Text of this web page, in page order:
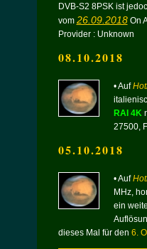
DVB-S2 8PSK ist
vom 26.09.2018On
Provider : Unknown
08.10.2018
• Auf
RAI 4K
27500,
05.10.2018
• Auf
MHz,
ein
dieses Mal für den 6.